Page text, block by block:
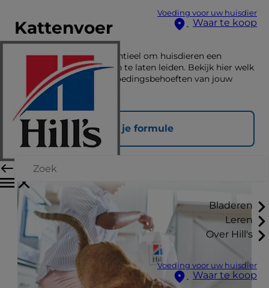
Voeding voor uw huisdier
Waar te koop
Bladeren
Leren
Over Hill's
Voeding voor uw huisdier
Waar te koop
Kattenvoer
De juiste voeding is essentieel om huisdieren een
gelukkig en gezond leven te laten leiden. Bekijk hier welk
voer past bij de unieke voedingsbehoeften van jouw
huisdier.
Vind je formule